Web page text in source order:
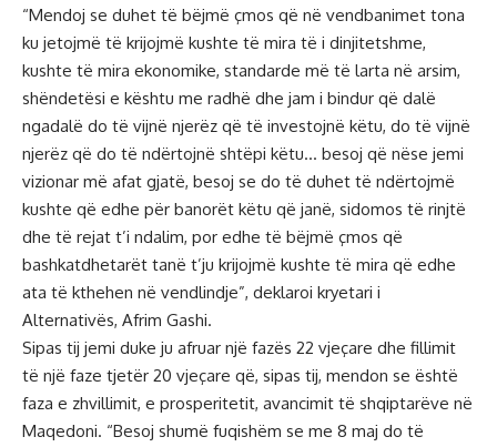
“Mendoj se duhet të bëjmë çmos që në vendbanimet tona
ku jetojmë të krijojmë kushte të mira të i dinjitetshme,
kushte të mira ekonomike, standarde më të larta në arsim,
shëndetësi e kështu me radhë dhe jam i bindur që dalë
ngadalë do të vijnë njerëz që të investojnë këtu, do të vijnë
njerëz që do të ndërtojnë shtëpi këtu… besoj që nëse jemi
vizionar më afat gjatë, besoj se do të duhet të ndërtojmë
kushte që edhe për banorët këtu që janë, sidomos të rinjtë
dhe të rejat t’i ndalim, por edhe të bëjmë çmos që
bashkatdhetarët tanë t’ju krijojmë kushte të mira që edhe
ata të kthehen në vendlindje”, deklaroi kryetari i
Alternativës, Afrim Gashi.
Sipas tij jemi duke ju afruar një fazës 22 vjeçare dhe fillimit
të një faze tjetër 20 vjeçare që, sipas tij, mendon se është
faza e zhvillimit, e prosperitetit, avancimit të shqiptarëve në
Maqedoni. “Besoj shumë fuqishëm se me 8 maj do të